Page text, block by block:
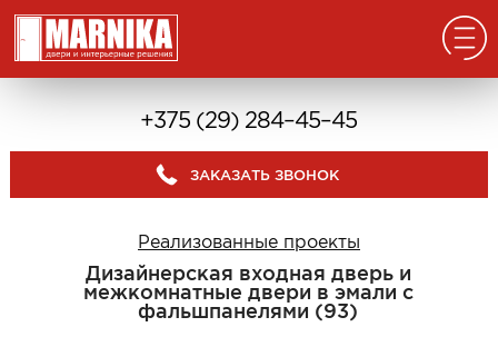
Входные двери
В дом с окном
В дом без окна
Классические в квартиру
+375 (29) 284–45–45
ЗАКАЗАТЬ ЗВОНОК
Реализованные проекты
Дизайнерская входная дверь и
межкомнатные двери в эмали с
фальшпанелями (93)